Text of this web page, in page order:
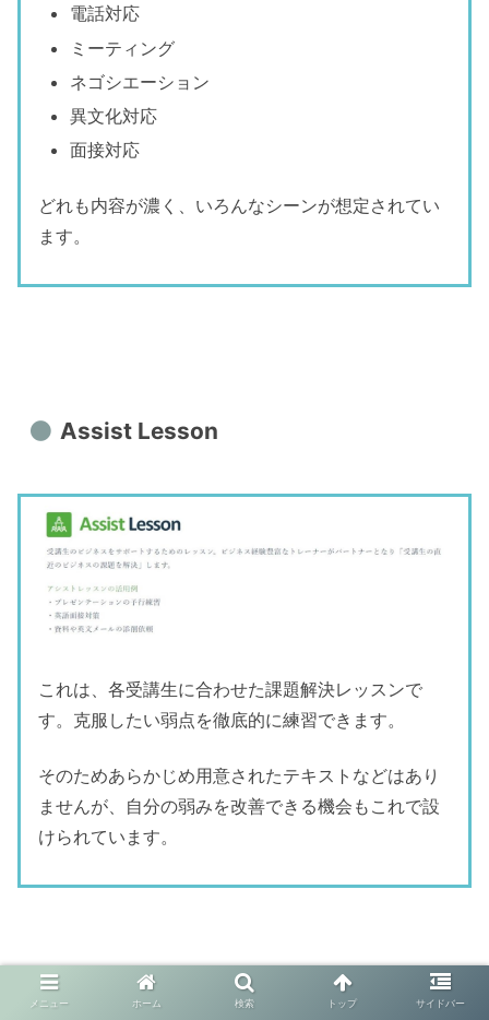
電話対応
ミーティング
ネゴシエーション
異文化対応
面接対応
どれも内容が濃く、いろんなシーンが想定されてい
ます。
Assist Lesson
これは、各受講生に合わせた課題解決レッスンで
す。克服したい弱点を徹底的に練習できます。
そのためあらかじめ用意されたテキストなどはあり
ませんが、自分の弱みを改善できる機会もこれで設
けられています。
メニュー ホーム 検索 トップ サイドバー